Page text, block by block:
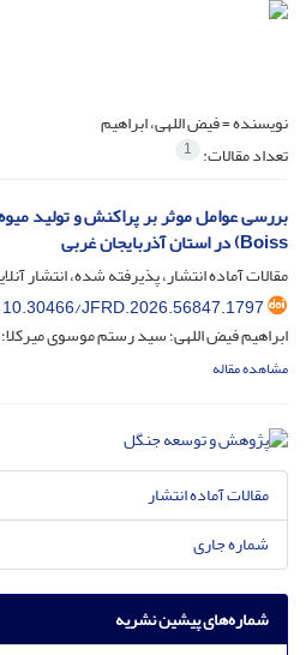
نویسنده =فیض اللهی، ابراهیم
تعداد مقالات: 1
Boiss) در استان آذربایجان غربی
مقالات آماده انتشار، پذیرفته شده، انتشار
10.30466/JFRD.2026.56847.1797
ابراهیم فیض اللهی؛ سید رستم موسوی
مشاهده مقاله
مقالات آماده انتشار
شماره جاری
شماره‌های پیشین نشریه